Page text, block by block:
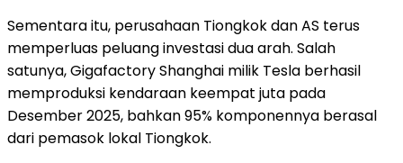
Sementara itu, perusahaan Tiongkok dan AS terus
memperluas peluang investasi dua arah. Salah
satunya, Gigafactory Shanghai milik Tesla berhasil
memproduksi kendaraan keempat juta pada
Desember 2025, bahkan 95% komponennya berasal
dari pemasok lokal Tiongkok.